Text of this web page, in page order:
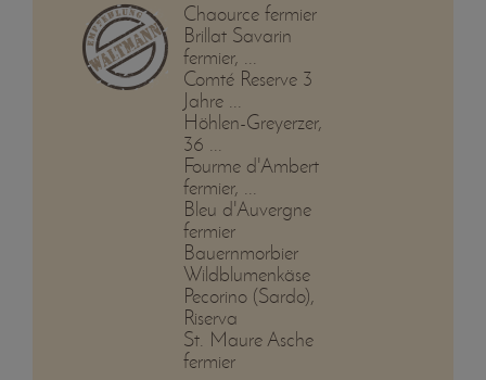
Chaource fermier
Brillat Savarin
fermier, ...
Comté Reserve 3
Jahre ...
Höhlen-Greyerzer,
36 ...
Fourme d'Ambert
fermier, ...
Bleu d'Auvergne
fermier
Bauernmorbier
Wildblumenkäse
Pecorino (Sardo),
Riserva
St. Maure Asche
fermier